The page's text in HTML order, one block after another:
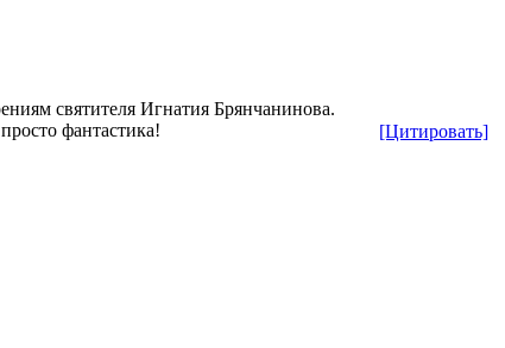
[Цитировать]
святителя Игнатия Брянчанинова.
фантастика!